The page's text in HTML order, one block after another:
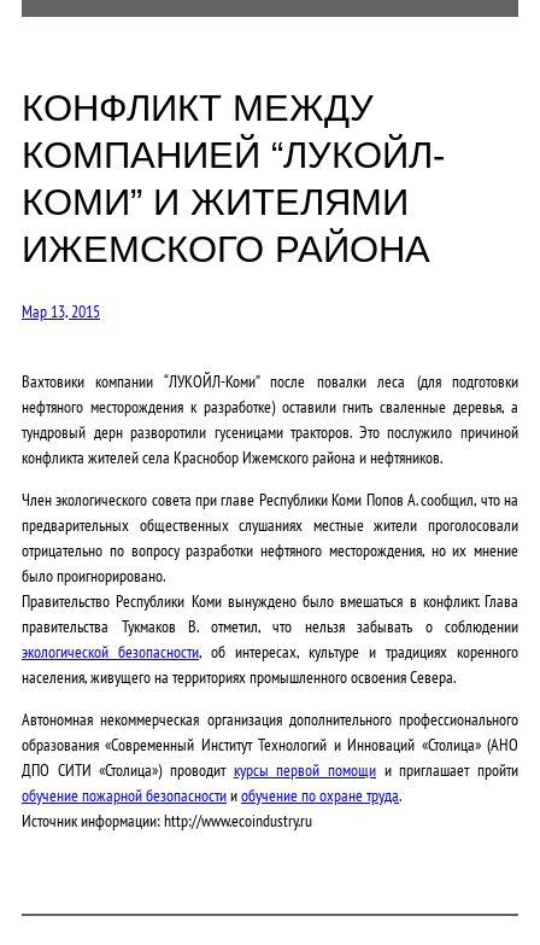
КОНФЛИКТ МЕЖДУ
КОМПАНИЕЙ “ЛУКОЙЛ-
КОМИ” И ЖИТЕЛЯМИ
ИЖЕМСКОГО РАЙОНА
Мар 13, 2015
Вахтовики компании “ЛУКОЙЛ-Коми” после повалки леса (для подготовки
нефтяного месторождения к разработке) оставили гнить сваленные деревья, а
тундровый дерн разворотили гусеницами тракторов. Это послужило причиной
конфликта жителей села Краснобор Ижемского района и нефтяников.
Член экологического совета при главе Республики Коми Попов А. сообщил, что на
предварительных общественных слушаниях местные жители проголосовали
отрицательно по вопросу разработки нефтяного месторождения, но их мнение
было проигнорировано.
Правительство Республики Коми вынуждено было вмешаться в конфликт. Глава
правительства Тукмаков В. отметил, что нельзя забывать о соблюдении
экологической безопасности, об интересах, культуре и традициях коренного
населения, живущего на территориях промышленного освоения Севера.
Автономная некоммерческая организация дополнительного профессионального
образования «Современный Институт Технологий и Инноваций «Столица» (АНО
ДПО СИТИ «Столица») проводит курсы первой помощи и приглашает пройти
обучение пожарной безопасностииобучение по охране труда.
Источник информации: http://www.ecoindustry.ru